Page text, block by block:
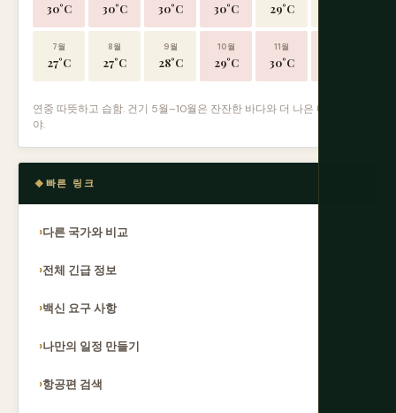
30°C 30°C 30°C 30°C 29°C
7월
27°C
8월
27°C
9월
28°C
10월
29°C
11월
30°C
연중 따뜻하고 습함. 건기 5월–10월은 잔잔한 바다와 더 나은 다이빙 시
야.
빠른 링크
다른 국가와 비교
전체 긴급 정보
백신 요구 사항
나만의 일정 만들기
항공편 검색